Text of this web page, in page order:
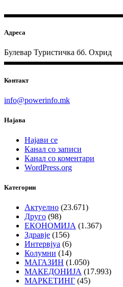
Адреса
Булевар Туристичка бб. Охрид
Контакт
info@powerinfo.mk
Најава
Најави се
Канал со записи
Канал со коментари
WordPress.org
Категории
Актуелно (23.671)
Друго (98)
ЕКОНОМИЈА (1.367)
Здравје (156)
Интервјуа (6)
Колумни (14)
МАГАЗИН (1.050)
МАКЕДОНИЈА (17.993)
МАРКЕТИНГ (45)